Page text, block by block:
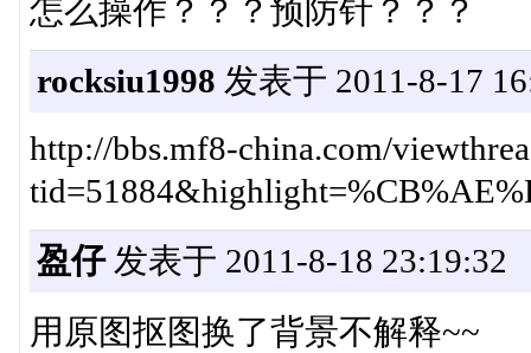
怎么操作？？？预防针？？？
rocksiu1998 发表于 2011-8-17
http://bbs.mf8-china.com/
盈仔发表于 2011-8-18 23:19:32
用原图抠图换了背景不解释~~